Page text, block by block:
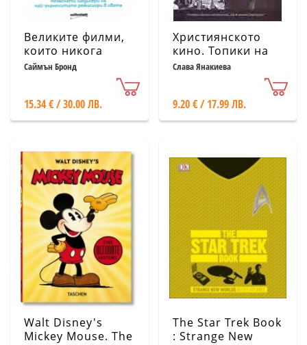
Великите филми,
които никога
няма да гледате.
шедьоври на най-
знаменитите
режисьори в
Саймън Бронд
15.34 € / 30.00 ЛВ.
Християнското
кино. Топики на
сакралното в
кинематографията
Слава Янакиева
9.20 € / 17.99 ЛВ.
Walt Disney's
Mickey Mouse. The
The Star Trek Book
: Strange New